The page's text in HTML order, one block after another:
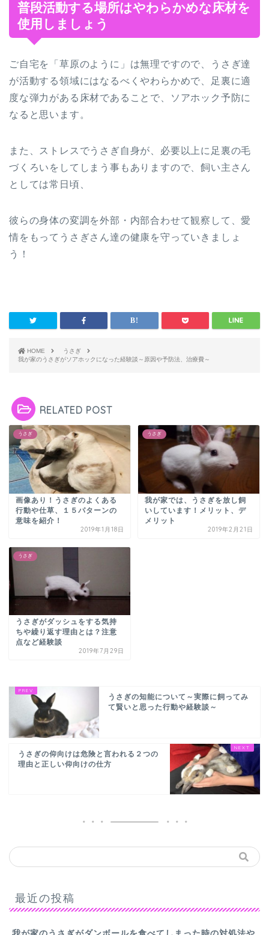
普段活動する場所はやわらかめな床材を
使用しましょう
ご自宅を「草原のように」は無理ですので、うさぎ達
が活動する領域にはなるべくやわらかめで、足裏に適
度な弾力がある床材であることで、ソアホック予防に
なると思います。
また、ストレスでうさぎ自身が、必要以上に足裏の毛
づくろいをしてしまう事もありますので、飼い主さん
としては常日頃、
彼らの身体の変調を外部・内部合わせて観察して、愛
情をもってうさぎさん達の健康を守っていきましょ
う！
HOME
うさぎ
我が家のうさぎがソアホックになった経験談～原因や予防法、治療費～
RELATED POST
うさぎ
画像あり！うさぎのよくある
行動や仕草、１５パターンの
意味を紹介！
2019年1月18日
うさぎ
我が家では、うさぎを放し飼
いしています！メリット、デ
メリット
2019年2月21日
うさぎ
うさぎがダッシュをする気持
ちや繰り返す理由とは？注意
点など経験談
2019年7月29日
うさぎの知能について～実際に飼ってみ
て賢いと思った行動や経験談～
うさぎの仰向けは危険と言われる２つの
理由と正しい仰向けの仕方
最近の投稿